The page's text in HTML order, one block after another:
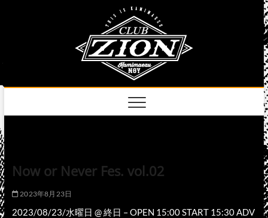
Now or Never Fes. vol.02
2023年8月23日
2023/08/23/水曜日 @ 終日 – OPEN 15:00 START 15:30 ADV